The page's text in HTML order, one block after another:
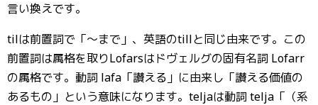
言い換えです。
tilは前置詞で「〜まで」、英語のtillと同じ由来です。この
前置詞は属格を取りLofarsはドヴェルグの固有名詞 Lofarr
の属格です。動詞 lafa「讃える」に由来し「讃える価値の
あるもの」という意味になります。teljaは動詞 telja「（系